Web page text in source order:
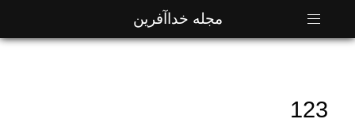
مجله خداآفرین
123